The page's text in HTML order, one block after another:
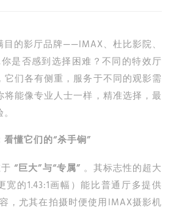
的影厅品牌——IMAX、杜比影院、
是否感到选择困难？不同的特效厅
们各有侧重，服务于不同的观影需
能像专业人士一样，精准选择，最
懂它们的“杀手锏”
于“巨大”与“专属” 。其标志性的超大
宽的1.43:1画幅）能比普通厅多提供
，尤其在拍摄时便使用IMAX摄影机